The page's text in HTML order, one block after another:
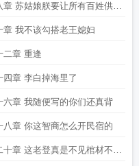
章 苏姑娘朕要让所有百姓供奉
章 我不该勾搭老王媳妇
二章 重逢
四章 李白掉海里了
六章 我随便写的你们还真背
八章 你这智商怎么开民宿的
十章 这老登真是不见棺材不落